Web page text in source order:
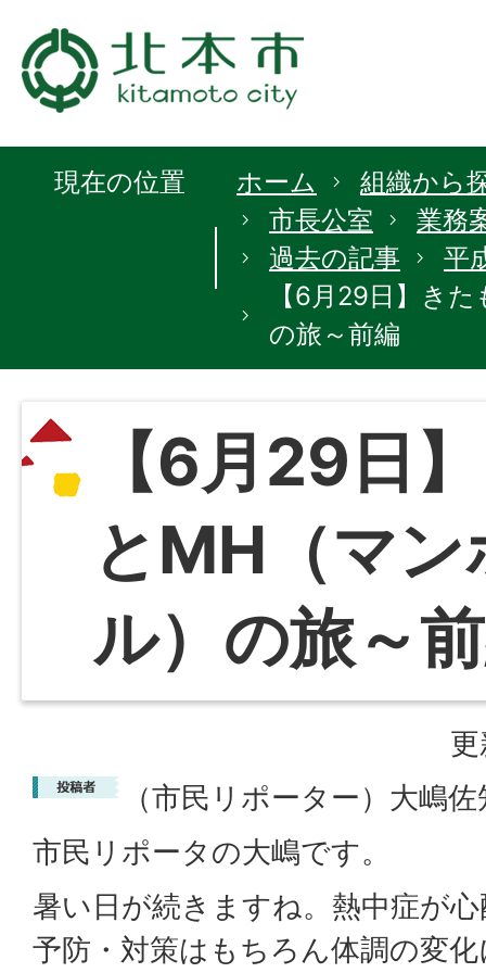
現在の位置 ホーム
組織から
市長公室
業務
過去の記事
平
【6月29日】き
の旅～前編
【6月29日
とMH（マン
ル）の旅～
（市民リポーター）大嶋
市民リポータの大嶋です。
暑い日が続きますね。熱中症が
予防・対策はもちろん体調の変